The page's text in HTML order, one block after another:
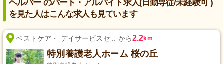
ヘルパー のパート・アルバイト求人(日勤専従/未経験可 )
を見た人はこんな求人も見ています
ベストケア・ デイサービスセ... から2.2km
特別養護老人ホーム 桜の丘